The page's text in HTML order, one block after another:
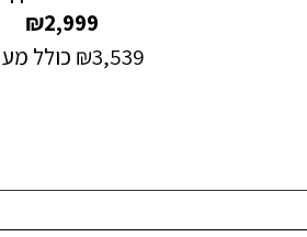
₪2,999
₪3,539 כולל